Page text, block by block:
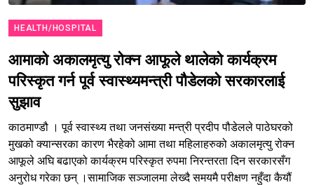
HEALTH/HOSPITAL
आमाको अकालमृत्यु रोक्न आफूले थालेको कार्यक्रम
परिस्कृत गर्न पूर्व स्वास्थ्यमन्त्री पौडेलको सरकारलाई
सुझाव
काठमाण्डौ । पूर्व स्वास्थ्य तथा जनसंख्या मन्त्री प्रदीप पौडेलले पाठेघरको
मुखको क्यान्सरका कारण भैरहेको आमा तथा महिलाहरुको अकालमृत्यु रोक्न
आफूले अघि बढाएको कार्यक्रम परिस्कृत रुपमा निरन्तरता दिन सरकारसँग
अनुरोध गरेका छन् ।सामाजिक सञ्जालमा लेख्दै समयमै परीक्षण नहुँदा कैयौं